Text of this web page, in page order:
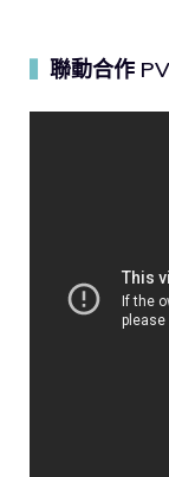
聯動合作 PV